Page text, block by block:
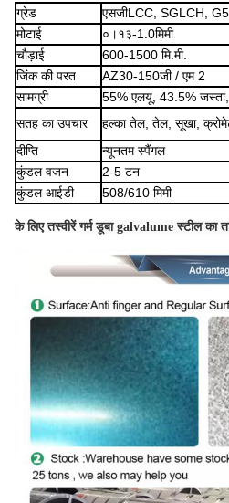
ग्रेड एसजीLCC, SGLCH,
मोटाई
०।१३-1.0मिमी
चौड़ाई
600-1500 मि.मी.
जिंक की परत
AZ30-150जी / एम 2
सामग्री
55% एलयू, 43.5%
सतह का उपचार
हल्का तेल, तेल, सूखा,
दीप्ति
न्यूनतम स्पैंगल
कुंडल वजन
2-5 टन
कुंडल आईडी
508/610 मिमी
के लिए तस्वीरेंगर्म डूबा galvalume स्टील का